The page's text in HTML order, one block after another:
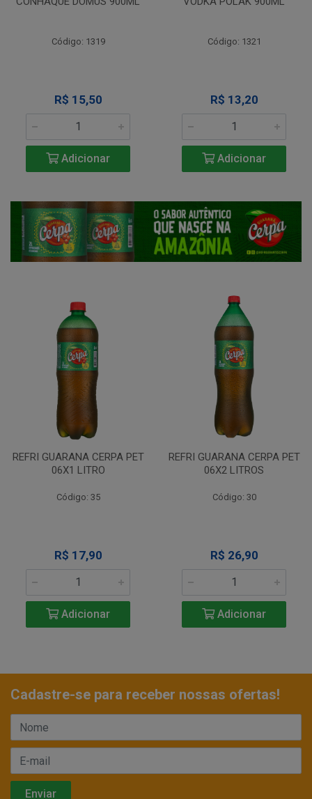
Código: 1319
R$ 15,50
Adicionar
Código: 1321
R$ 13,20
Adicionar
REFRI GUARANA CERPA PET
06X1 LITRO
Código: 35
R$ 17,90
Adicionar
REFRI GUARANA CERPA PET
06X2 LITROS
Código: 30
R$ 26,90
Adicionar
Cadastre-se para receber nossas ofertas!